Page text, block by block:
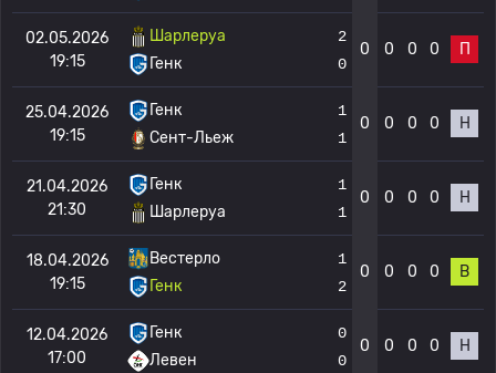
02.05.2026
19:15
Шарлеруа
Генк
2
0
0 0 0 0 П
25.04.2026
19:15
Генк
Сент-Льеж
1
1
0 0 0 0 Н
21.04.2026
21:30
Генк
Шарлеруа
1
1
0 0 0 0 Н
18.04.2026
19:15
Вестерло
Генк
1
2
0 0 0 0 В
12.04.2026
17:00
Генк
Левен
0
0
0 0 0 0 Н